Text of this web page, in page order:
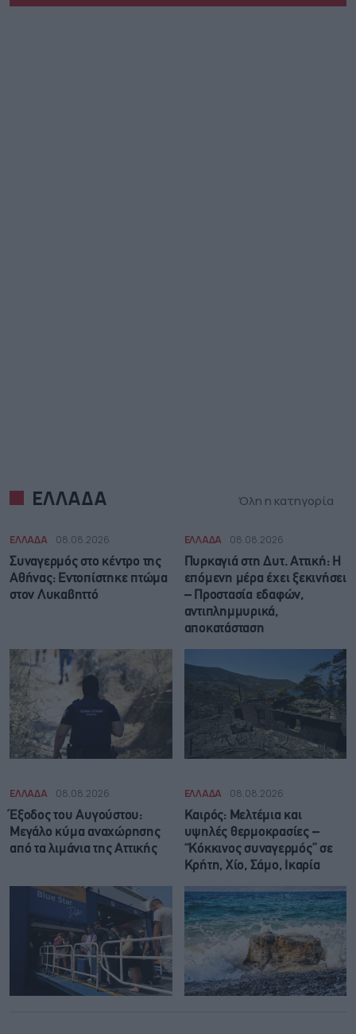
ΕΛΛΑΔΑ Όλη η κατηγορία
ΕΛΛΑΔΑ 08.08.2026
Συναγερμός στο κέντρο της
Αθήνας: Εντοπίστηκε πτώμα
στον Λυκαβηττό
ΕΛΛΑΔΑ 08.08.2026
Πυρκαγιά στη Δυτ. Αττική: Η
επόμενη μέρα έχει ξεκινήσει
– Προστασία εδαφών,
αντιπλημμυρικά,
αποκατάσταση
ΕΛΛΑΔΑ 08.08.2026
Έξοδος του Αυγούστου:
Μεγάλο κύμα αναχώρησης
από τα λιμάνια της Αττικής
ΕΛΛΑΔΑ 08.08.2026
Καιρός: Μελτέμια και
υψηλές θερμοκρασίες –
“Κόκκινος συναγερμός” σε
Κρήτη, Χίο, Σάμο, Ικαρία